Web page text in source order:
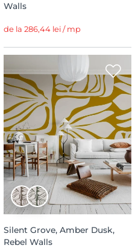
Walls
de la 286,44 lei / mp
Silent Grove, Amber Dusk,
Rebel Walls